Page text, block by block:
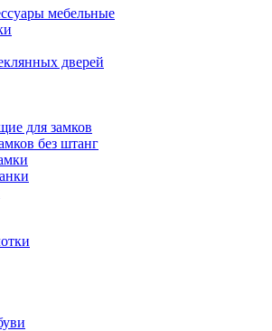
мебельные
дверей
для замков
без штанг